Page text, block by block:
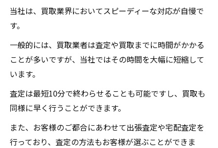
当社は、買取業界においてスピーディーな対応が自慢で
す。
一般的には、買取業者は査定や買取までに時間がかかる
ことが多いですが、当社ではその時間を大幅に短縮して
います。
査定は最短10分で終わらせることも可能ですし、買取も
同様に早く行うことができます。
また、お客様のご都合にあわせて出張査定や宅配査定を
行っており、査定の方法もお客様が選ぶことができま